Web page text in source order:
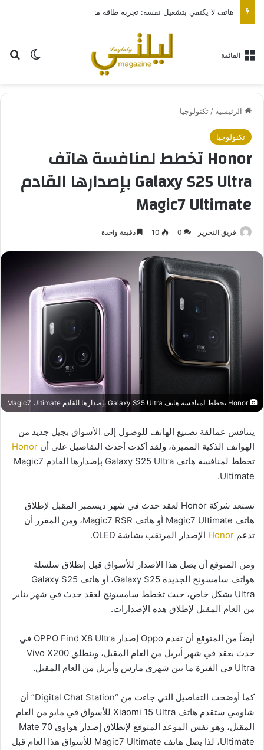
الوضع القائمة
الرئيسية /تكنولوجيا
تكنولوجيا
Honor تخطط لمنافسة هاتف
Galaxy S25 Ultra بإصدارها القادم
Magic7 Ultimate
فريق التحرير 0
10 دقيقة واحدة
يتنافس عمالقة تصنيع الهاتف للوصول إلى الأسواق بجيل جديد من
الهواتف الذكية المميزة، ولقد أكدت أحدث التفاصيل على أن Honor
تخطط لمنافسة هاتف Galaxy S25 Ultra بإصدارها القادم Magic7
Ultimate.
تستعد شركة Honor لعقد حدث في شهر ديسمبر المقبل لإطلاق
هاتف Magic7 Ultimate أو هاتف Magic7 RSR، ومن المقرر أن
تدعم Honor الإصدار المرتقب بشاشة OLED.
ومن المتوقع أن يصل هذا الإصدار للأسواق قبل إنطلاق سلسلة
هواتف سامسونج الجديدة Galaxy S25، أو هاتف Galaxy S25
Ultra بشكل خاص، حيث تخطط سامسونج لعقد حدث في شهر يناير
من العام المقبل لإطلاق هذه الإصدارات.
أيضاً من المتوقع أن تقدم Oppo إصدار OPPO Find X8 Ultra في
حدث يعقد في شهر أبريل من العام المقبل، وينطلق Vivo X200
Ultra في الفترة ما بين شهري مارس وأبريل من العام المقبل.
كما أوضحت التفاصيل التي جاءت من “Digital Chat Station” أن
شاومي ستقدم هاتف Xiaomi 15 Ultra للأسواق في مايو من العام
المقبل، وهو نفس الموعد المتوقع لإنطلاق إصدار هواوي Mate 70
Ultimate، لذا يصل هاتف Magic7 Ultimate للأسواق هذا العام قبل